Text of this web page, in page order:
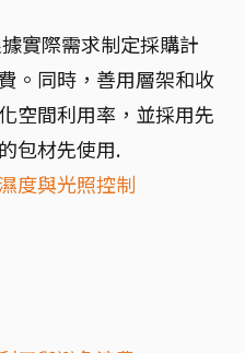
實際需求制定採購計
。同時，善用層架和收
空間利用率，並採用先
包材先使用.
度與光照控制